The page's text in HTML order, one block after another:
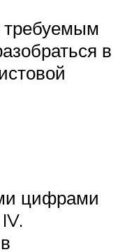
требуемым
в
цифрами